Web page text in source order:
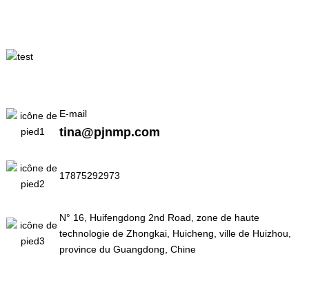
E-mail
tina@pjnmp.com
17875292973
N° 16, Huifengdong 2nd Road, zone de haute
technologie de Zhongkai, Huicheng, ville de Huizhou,
province du Guangdong, Chine